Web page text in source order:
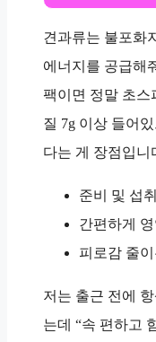
견과류는 불포화
에너지를 공급해
팩이면 정말 초스
질 7g 이상 들어
다는 게 장점입니
준비 및 섭
간편하게
피로감 줄
저는 출근 전에
는데 “속 편하고